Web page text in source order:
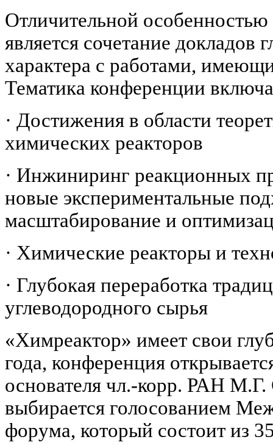
Отличительной
является сочетание докладов
характера с работами,
Тематика конференции
· Достижения в области
химических реакторов
· Инжиниринг реакционных
новые экспериментальные
масштабирование и
· Химические реакторы и
· Глубокая переработка
углеводородного сырья
«Химреактор» имеет свои
года, конференция
основателя чл.-корр. РАН
выбирается голосованием
форума, который состоит из